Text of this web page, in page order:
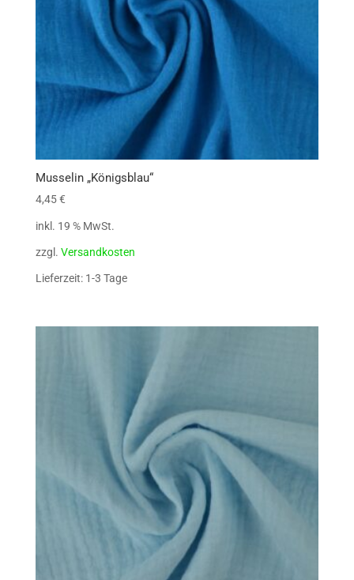
Musselin „Königsblau“
4,45€
inkl. 19 % MwSt.
zzgl. Versandkosten
Lieferzeit: 1-3 Tage